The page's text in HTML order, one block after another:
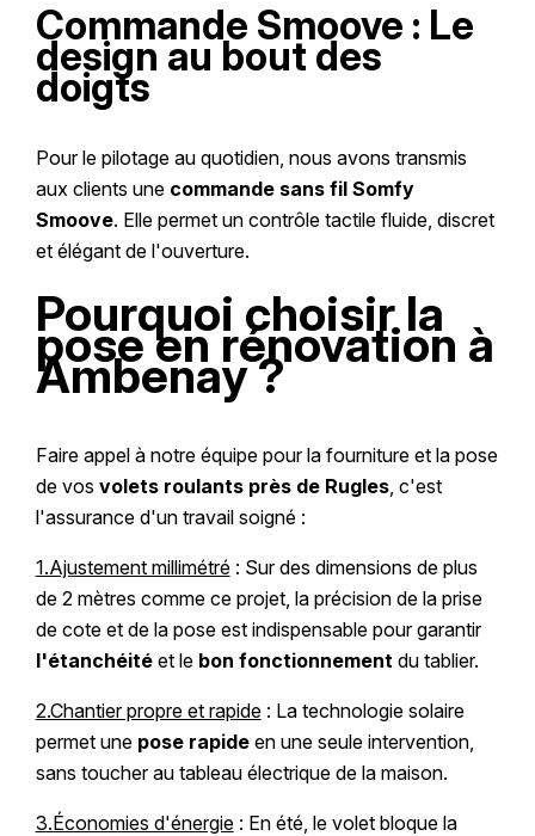
Commande Smoove : Le
design au bout des
doigts
Pour le pilotage au quotidien, nous avons transmis
aux clients une commande sans fil Somfy
Smoove. Elle permet un contrôle tactile fluide, discret
et élégant de l'ouverture.
Pourquoi choisir la
pose en rénovation à
Ambenay ?
Faire appel à notre équipe pour la fourniture et la pose
de vos volets roulants près de Rugles, c'est
l'assurance d'un travail soigné :
1.Ajustement millimétré: Sur des dimensions de plus
de 2 mètres comme ce projet, la précision de la prise
de cote et de la pose est indispensable pour garantir
l'étanchéitéet le bon fonctionnement du tablier.
2.Chantier propre et rapide: La technologie solaire
permet une pose rapideen une seule intervention,
sans toucher au tableau électrique de la maison.
3.Économies d'énergie: En été, le volet bloque la